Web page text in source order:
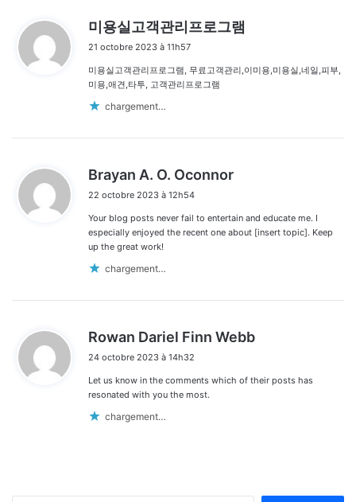
미용실고객관리프로그램
21 octobre 2023 à 11h57
미용실고객관리프로그램, 무료고객관리,이미용,미용실,네일,피부,
미용,애견,타투, 고객관리프로그램
chargement…
Brayan A. O. Oconnor
:
22 octobre 2023 à 12h54
Your blog posts never fail to entertain and educate me. I
especially enjoyed the recent one about [insert topic]. Keep
up the great work!
chargement…
Rowan Dariel Finn Webb
24 octobre 2023 à 14h32
Let us know in the comments which of their posts has
resonated with you the most.
chargement…